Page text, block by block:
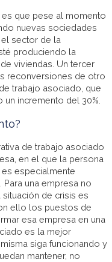
es que pese al momento
nuevas sociedades
sector de la
produciendo la
viviendas. Un tercer
reconversiones de otro
trabajo asociado, que
incremento del 30%.
de trabajo asociado
en el que la persona
especialmente
una empresa no
de crisis es
ello los puestos de
esa empresa en una
es la mejor
siga funcionando y
mantener, no